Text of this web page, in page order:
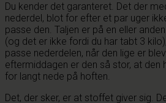
Du kender det garanteret. Det der
nederdel, blot for efter et par uger
passe den. Taljen er på en eller
(og det er ikke fordi du har tabt 3
passe nederdelen, når den lige er
eftermiddagen er den så stor, at
for langt nede på hoften.
Det, der sker, er at stoffet giver sig.